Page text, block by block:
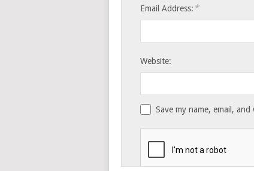
Email Address: *
Website:
Save my name, email,